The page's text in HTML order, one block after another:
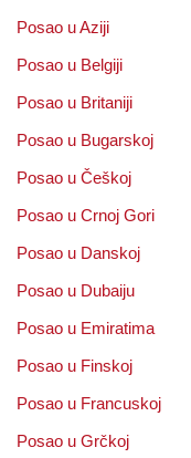
Posao u Aziji
Posao u Belgiji
Posao u Britaniji
Posao u Bugarskoj
Posao u Češkoj
Posao u Crnoj Gori
Posao u Danskoj
Posao u Dubaiju
Posao u Emiratima
Posao u Finskoj
Posao u Francuskoj
Posao u Grčkoj